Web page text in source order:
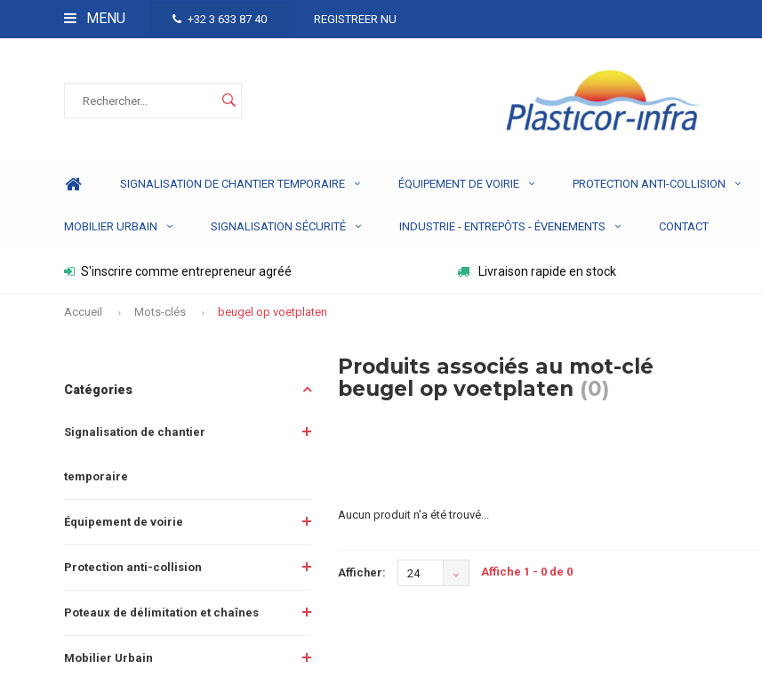
MENU +32 3 633 87 40 REGISTREER NU
SIGNALISATION DE CHANTIER TEMPORAIRE ÉQUIPEMENT DE VOIRIE PROTECTION ANTI-COLLISION
MOBILIER URBAIN SIGNALISATION SÉCURITÉ INDUSTRIE - ENTREPÔTS - ÉVENEMENTS CONTACT
S'inscrire comme entrepreneur agréé Livraison rapide en stock
Accueil Mots-clés beugel op voetplaten
Catégories
Signalisation de chantier
temporaire
Équipement de voirie
Protection anti-collision
Poteaux de délimitation et chaînes
Mobilier Urbain
Produits associés au mot-clé
beugel op voetplaten (0)
Aucun produit n'a été trouvé...
Afficher: 24 Affiche 1 - 0 de 0